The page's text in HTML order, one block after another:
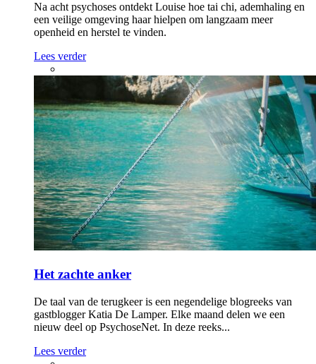
Na acht psychoses ontdekt Louise hoe tai chi, ademhaling en
een veilige omgeving haar hielpen om langzaam meer
openheid en herstel te vinden.
Lees verder
Het zachte anker
De taal van de terugkeer is een negendelige blogreeks van
gastblogger Katia De Lamper. Elke maand delen we een
nieuw deel op PsychoseNet. In deze reeks...
Lees verder